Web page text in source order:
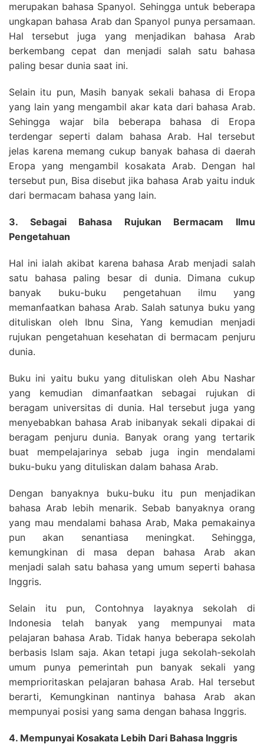
merupakan bahasa Spanyol. Sehingga untuk beberapa
ungkapan bahasa Arab dan Spanyol punya persamaan.
Hal tersebut juga yang menjadikan bahasa Arab
berkembang cepat dan menjadi salah satu bahasa
paling besar dunia saat ini.
Selain itu pun, Masih banyak sekali bahasa di Eropa
yang lain yang mengambil akar kata dari bahasa Arab.
Sehingga wajar bila beberapa bahasa di Eropa
terdengar seperti dalam bahasa Arab. Hal tersebut
jelas karena memang cukup banyak bahasa di daerah
Eropa yang mengambil kosakata Arab. Dengan hal
tersebut pun, Bisa disebut jika bahasa Arab yaitu induk
dari bermacam bahasa yang lain.
3. Sebagai Bahasa Rujukan Bermacam Ilmu
Pengetahuan
Hal ini ialah akibat karena bahasa Arab menjadi salah
satu bahasa paling besar di dunia. Dimana cukup
banyak buku-buku pengetahuan ilmu yang
memanfaatkan bahasa Arab. Salah satunya buku yang
dituliskan oleh Ibnu Sina, Yang kemudian menjadi
rujukan pengetahuan kesehatan di bermacam penjuru
dunia.
Buku ini yaitu buku yang dituliskan oleh Abu Nashar
yang kemudian dimanfaatkan sebagai rujukan di
beragam universitas di dunia. Hal tersebut juga yang
menyebabkan bahasa Arab inibanyak sekali dipakai di
beragam penjuru dunia. Banyak orang yang tertarik
buat mempelajarinya sebab juga ingin mendalami
buku-buku yang dituliskan dalam bahasa Arab.
Dengan banyaknya buku-buku itu pun menjadikan
bahasa Arab lebih menarik. Sebab banyaknya orang
yang mau mendalami bahasa Arab, Maka pemakainya
pun akan senantiasa meningkat. Sehingga,
kemungkinan di masa depan bahasa Arab akan
menjadi salah satu bahasa yang umum seperti bahasa
Inggris.
Selain itu pun, Contohnya layaknya sekolah di
Indonesia telah banyak yang mempunyai mata
pelajaran bahasa Arab. Tidak hanya beberapa sekolah
berbasis Islam saja. Akan tetapi juga sekolah-sekolah
umum punya pemerintah pun banyak sekali yang
memprioritaskan pelajaran bahasa Arab. Hal tersebut
berarti, Kemungkinan nantinya bahasa Arab akan
mempunyai posisi yang sama dengan bahasa Inggris.
4. Mempunyai Kosakata Lebih Dari Bahasa Inggris